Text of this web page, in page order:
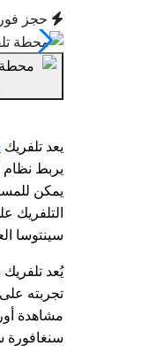
حجز
يعد تلفريك
يربط نظام
يمكن
التلفريك
سينتوسا
يُعد
تجربته
مشاهدة
سنغافورة